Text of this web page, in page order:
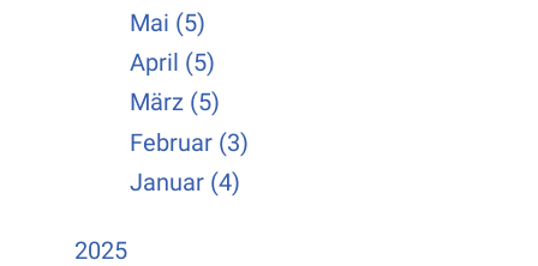
Mai (5)
April (5)
März (5)
Februar (3)
Januar (4)
2025